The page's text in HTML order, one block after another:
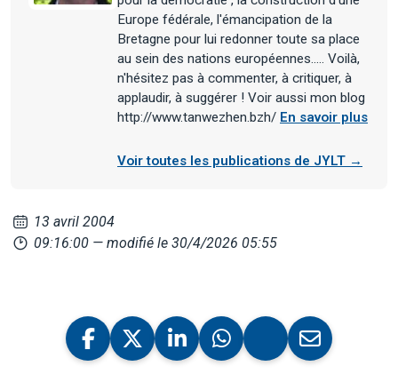
Europe fédérale, l'émancipation de la
Bretagne pour lui redonner toute sa place
au sein des nations européennes..... Voilà,
n'hésitez pas à commenter, à critiquer, à
applaudir, à suggérer ! Voir aussi mon blog
http://www.tanwezhen.bzh/ En savoir plus
Voir toutes les publications de JYLT →
13 avril 2004
09:16:00 — modifié le 30/4/2026 05:55